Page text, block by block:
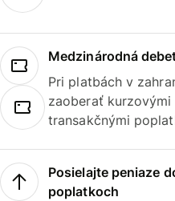
Medzinárodná
Pri platbách v
zaoberať
transakčnými
Posielajte peniaze
poplatkoch